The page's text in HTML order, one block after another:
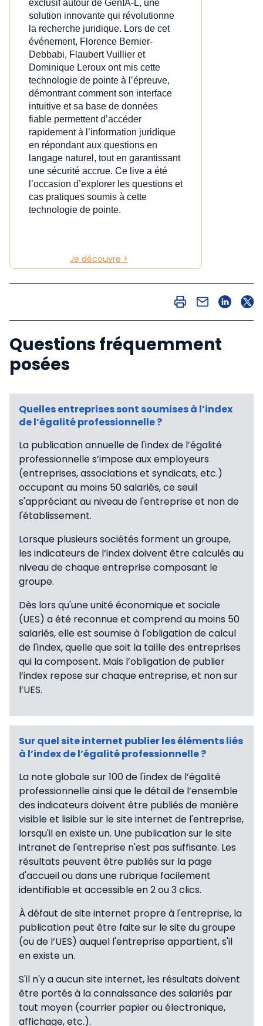
exclusif autour de GenIA‑L, une
solution innovante qui révolutionne
la recherche juridique. Lors de cet
événement, Florence Bernier-
Debbabi, Flaubert Vuillier et
Dominique Leroux ont mis cette
technologie de pointe à l’épreuve,
démontrant comment son interface
intuitive et sa base de données
fiable permettent d’accéder
rapidement à l’information juridique
en répondant aux questions en
langage naturel, tout en garantissant
une sécurité accrue. Ce live a été
l’occasion d’explorer les questions et
cas pratiques soumis à cette
technologie de pointe.
Je découvre >
Questions fréquemment
posées
Quelles entreprises sont soumises à l’index
de l’égalité professionnelle ?
La publication annuelle de l'index de l’égalité
professionnelle s’impose aux employeurs
(entreprises, associations et syndicats, etc.)
occupant au moins 50 salariés, ce seuil
s'appréciant au niveau de l'entreprise et non de
l'établissement.
Lorsque plusieurs sociétés forment un groupe,
les indicateurs de l’index doivent être calculés au
niveau de chaque entreprise composant le
groupe.
Dès lors qu'une unité économique et sociale
(UES) a été reconnue et comprend au moins 50
salariés, elle est soumise à l'obligation de calcul
de l'index, quelle que soit la taille des entreprises
qui la composent. Mais l’obligation de publier
l’index repose sur chaque entreprise, et non sur
l’UES.
Sur quel site internet publier les éléments liés
à l’index de l’égalité professionnelle ?
La note globale sur 100 de l'index de l’égalité
professionnelle ainsi que le détail de l’ensemble
des indicateurs doivent être publiés de manière
visible et lisible sur le site internet de l'entreprise,
lorsqu'il en existe un. Une publication sur le site
intranet de l'entreprise n'est pas suffisante. Les
résultats peuvent être publiés sur la page
d'accueil ou dans une rubrique facilement
identifiable et accessible en 2 ou 3 clics.
À défaut de site internet propre à l'entreprise, la
publication peut être faite sur le site du groupe
(ou de l’UES) auquel l'entreprise appartient, s'il
en existe un.
S'il n'y a aucun site internet, les résultats doivent
être portés à la connaissance des salariés par
tout moyen (courrier papier ou électronique,
affichage, etc.).